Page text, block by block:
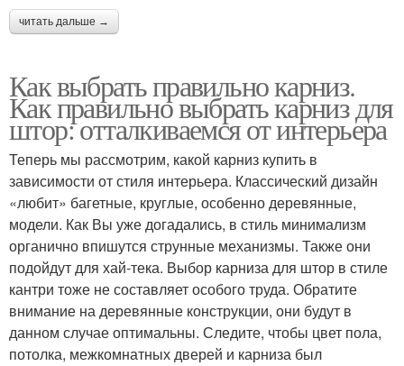
читать дальше →
Как выбрать правильно карниз.
Как правильно выбрать карниз для
штор: отталкиваемся от интерьера
Теперь мы рассмотрим, какой карниз купить в
зависимости от стиля интерьера. Классический дизайн
«любит» багетные, круглые, особенно деревянные,
модели. Как Вы уже догадались, в стиль минимализм
органично впишутся струнные механизмы. Также они
подойдут для хай-тека. Выбор карниза для штор в стиле
кантри тоже не составляет особого труда. Обратите
внимание на деревянные конструкции, они будут в
данном случае оптимальны. Следите, чтобы цвет пола,
потолка, межкомнатных дверей и карниза был